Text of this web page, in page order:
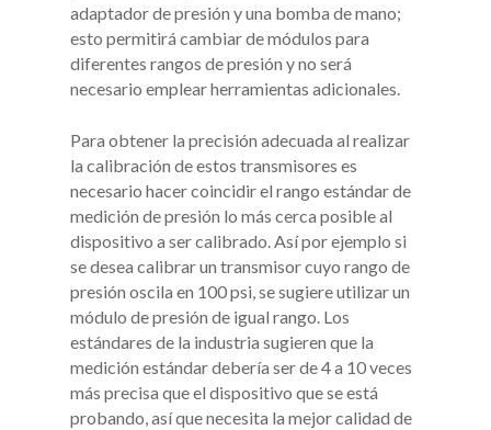
adaptador de presión y una bomba de mano;
esto permitirá cambiar de módulos para
diferentes rangos de presión y no será
necesario emplear herramientas adicionales.
Para obtener la precisión adecuada al realizar
la calibración de estos transmisores es
necesario hacer coincidir el rango estándar de
medición de presión lo más cerca posible al
dispositivo a ser calibrado. Así por ejemplo si
se desea calibrar un transmisor cuyo rango de
presión oscila en 100 psi, se sugiere utilizar un
módulo de presión de igual rango. Los
estándares de la industria sugieren que la
medición estándar debería ser de 4 a 10 veces
más precisa que el dispositivo que se está
probando, así que necesita la mejor calidad de